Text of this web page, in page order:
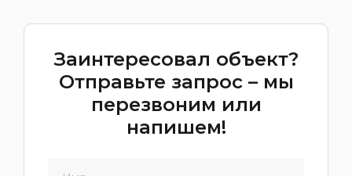
Заинтересовал объект?
Отправьте запрос – мы
перезвоним или
напишем!